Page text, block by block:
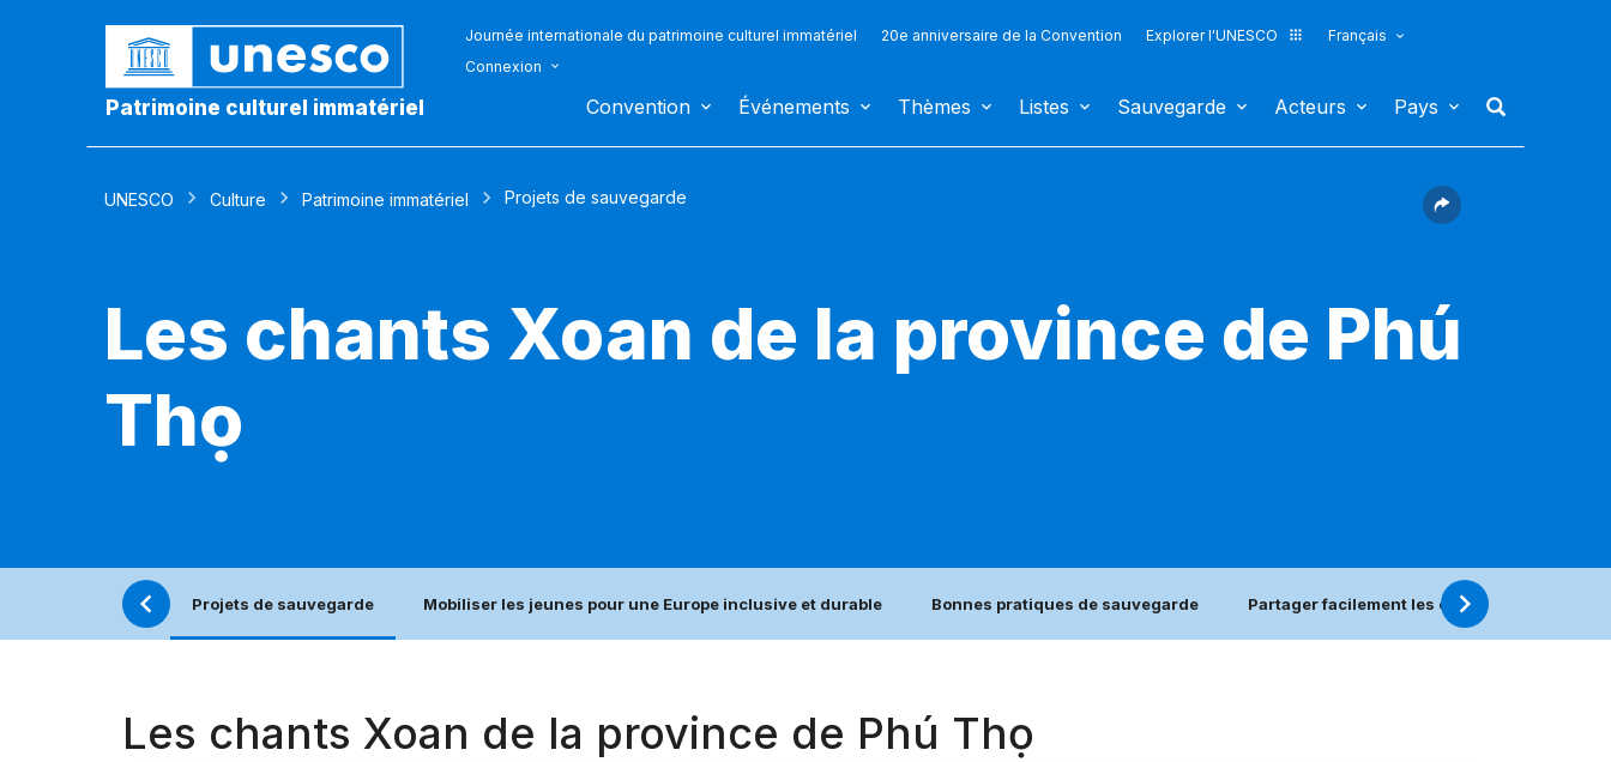
Patrimoine culturel immatériel
Journée internationale du patrimoine culturel immatériel 20e anniversaire de la Convention Explorer l'UNESCO
Français
Connexion
Convention Événements Thèmes Listes Sauvegarde Acteurs Pays
UNESCO Culture Patrimoine immatériel Projets de sauvegarde
Les chants Xoan de la province de Phú
Thọ
Projets de sauvegarde Mobiliser les jeunes pour une Europe inclusive et durable Bonnes pratiques de sauvegarde Partager facilement les expériences de
Les chants Xoan de la province de Phú Thọ